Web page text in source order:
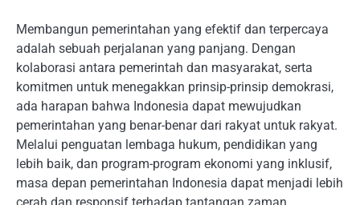
Membangun pemerintahan yang efektif dan terpercaya
adalah sebuah perjalanan yang panjang. Dengan
kolaborasi antara pemerintah dan masyarakat, serta
komitmen untuk menegakkan prinsip-prinsip demokrasi,
ada harapan bahwa Indonesia dapat mewujudkan
pemerintahan yang benar-benar dari rakyat untuk rakyat.
Melalui penguatan lembaga hukum, pendidikan yang
lebih baik, dan program-program ekonomi yang inklusif,
masa depan pemerintahan Indonesia dapat menjadi lebih